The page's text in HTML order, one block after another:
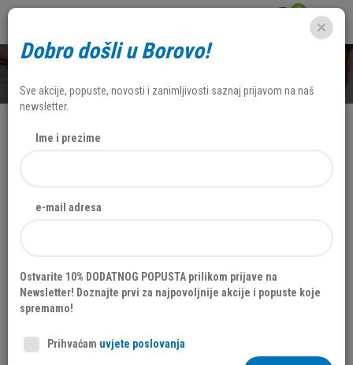
0
Dobro došli u Borovo!
Sve akcije, popuste, novosti i zanimljivosti saznaj prijavom na naš
newsletter.
Ime i prezime
e-mail adresa
Ostvarite 10% DODATNOG POPUSTA prilikom prijave na
Newsletter! Doznajte prvi za najpovoljnije akcije i popuste koje
spremamo!
Prihvaćam uvjete poslovanja